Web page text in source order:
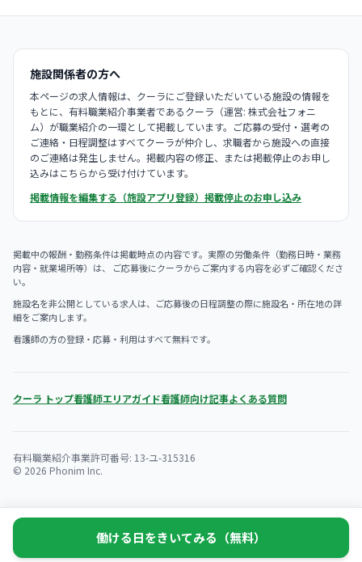
施設関係者の方へ
本ページの求人情報は、クーラにご登録いただいている施設の情報を
もとに、有料職業紹介事業者であるクーラ（運営: 株式会社フォニ
ム）が職業紹介の一環として掲載しています。ご応募の受付・選考の
ご連絡・日程調整はすべてクーラが仲介し、求職者から施設への直接
のご連絡は発生しません。掲載内容の修正、または掲載停止のお申し
込みはこちらから受け付けています。
掲載情報を編集する（施設アプリ登録） 掲載停止のお申し込み
掲載中の報酬・勤務条件は掲載時点の内容です。実際の労働条件（勤務日時・業務
内容・就業場所等）は、 ご応募後にクーラからご案内する内容を必ずご確認くださ
い。
施設名を非公開としている求人は、ご応募後の日程調整の際に施設名・所在地の詳
細をご案内します。
看護師の方の登録・応募・利用はすべて無料です。
クーラ トップ看護師エリアガイド看護師向け記事よくある質問
有料職業紹介事業許可番号: 13-ユ-315316
© 2026 Phonim Inc.
働ける日をきいてみる（無料）